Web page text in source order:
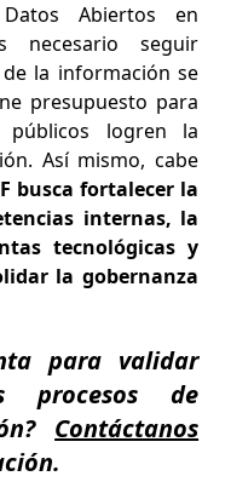
Abiertos en
necesario seguir
la información se
presupuesto para
logren la
Así mismo, cabe
busca fortalecer la
internas, la
tecnológicas y
la gobernanza
para validar
procesos de
Contáctanos